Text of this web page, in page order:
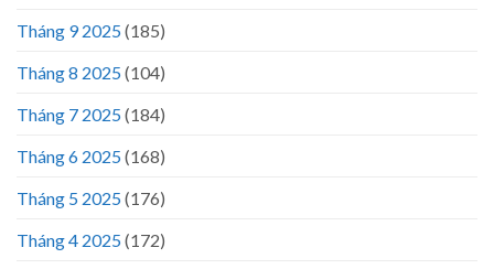
Tháng 9 2025(185)
Tháng 8 2025(104)
Tháng 7 2025(184)
Tháng 6 2025(168)
Tháng 5 2025(176)
Tháng 4 2025(172)